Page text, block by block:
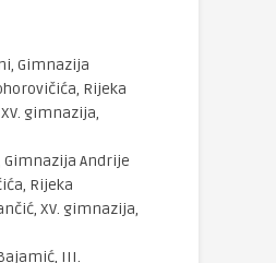
Gimnazija
Rijeka
gimnazija,
Gimnazija Andrije
Rijeka
XV. gimnazija,
III.